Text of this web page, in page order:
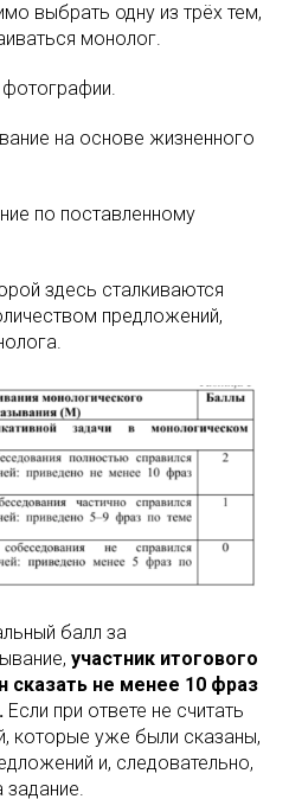
выбрать одну из трёх тем,
монолог.
на основе жизненного
по поставленному
здесь сталкиваются
предложений,
балл за
участник итогового
сказать не менее 10 фраз
Если при ответе не считать
которые уже были сказаны,
и, следовательно,
задание.